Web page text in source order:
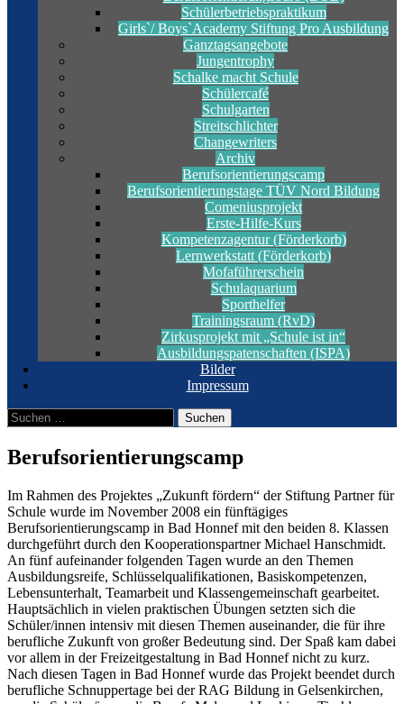
Schülerbetriebspraktikum
Girls`/ Boys`Academy Stiftung Pro Ausbildung
Ganztagsangebote
Jungentrophy
Schalke macht Schule
Schülercafé
Schulgarten
Streitschlichter
Changewriters
Archiv
Berufsorientierungscamp
Berufsorientierungstage TÜV Nord Bildung
Comeniusprojekt
Erste-Hilfe-Kurs
Kompetenzagentur (Förderkorb)
Lernwerkstatt (Förderkorb)
Mofaführerschein
Schulaquarium
Sporthelfer
Trainingsraum (RvD)
Zirkusprojekt mit „Schule ist in“
Ausbildungspatenschaften (ISPA)
Bilder
Impressum
Suchen
nach:
Berufsorientierungscamp
Im Rahmen des Projektes „Zukunft fördern“ der Stiftung Partner für
Schule wurde im November 2008 ein fünftägiges
Berufsorientierungscamp in Bad Honnef mit den beiden 8. Klassen
durchgeführt durch den Kooperationspartner Michael Hanschmidt.
An fünf aufeinander folgenden Tagen wurde an den Themen
Ausbildungsreife, Schlüsselqualifikationen, Basiskompetenzen,
Lebensunterhalt, Teamarbeit und Klassengemeinschaft gearbeitet.
Hauptsächlich in vielen praktischen Übungen setzten sich die
Schüler/innen intensiv mit diesen Themen auseinander, die für ihre
berufliche Zukunft von großer Bedeutung sind. Der Spaß kam dabei
vor allem in der Freizeitgestaltung in Bad Honnef nicht zu kurz.
Nach diesen Tagen in Bad Honnef wurde das Projekt beendet durch
berufliche Schnuppertage bei der RAG Bildung in Gelsenkirchen,